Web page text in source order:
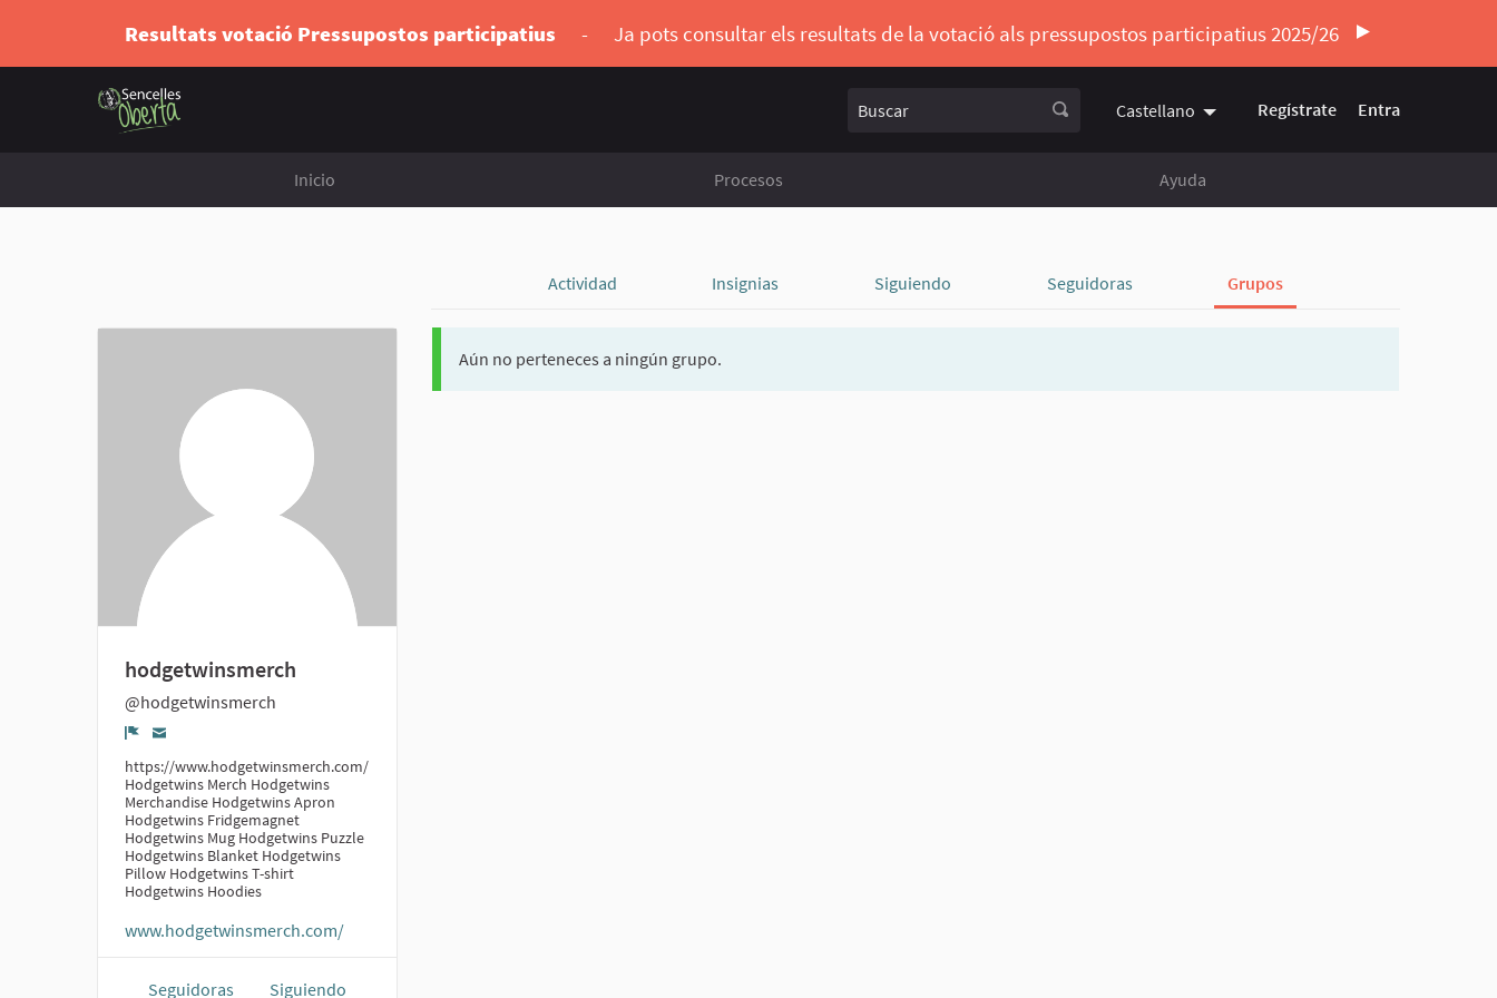
Resultats votació Pressupostos participatius - Ja pots consultar els resultats de la votació als pressupostos participatius 2025/26
Castellano Triar la llengua Elegir el idioma
Regístrate Entra
Inicio Procesos Ayuda
Actividad Insignias Siguiendo Seguidoras Grupos
hodgetwinsmerch
@hodgetwinsmerch
Denunciar
https://www.hodgetwinsmerch.com/
Hodgetwins Merch Hodgetwins
Merchandise Hodgetwins Apron
Hodgetwins Fridgemagnet
Hodgetwins Mug Hodgetwins Puzzle
Hodgetwins Blanket Hodgetwins
Pillow Hodgetwins T-shirt
Hodgetwins Hoodies
www.hodgetwinsmerch.com/
Seguidoras Siguiendo
Aún no perteneces a ningún grupo.